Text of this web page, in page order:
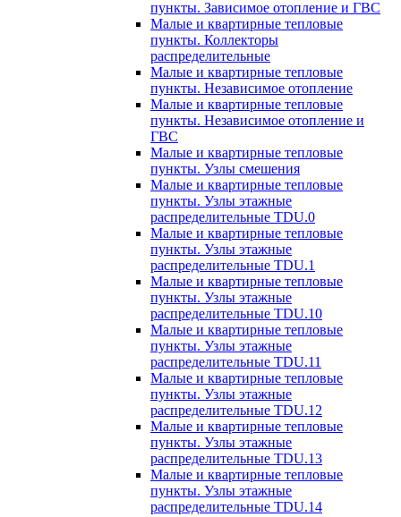
пункты. Зависимое отопление и ГВС
Малые и квартирные тепловые
пункты. Коллекторы
распределительные
Малые и квартирные тепловые
пункты. Независимое отопление
Малые и квартирные тепловые
пункты. Независимое отопление и
ГВС
Малые и квартирные тепловые
пункты. Узлы смешения
Малые и квартирные тепловые
пункты. Узлы этажные
распределительные TDU.0
Малые и квартирные тепловые
пункты. Узлы этажные
распределительные TDU.1
Малые и квартирные тепловые
пункты. Узлы этажные
распределительные TDU.10
Малые и квартирные тепловые
пункты. Узлы этажные
распределительные TDU.11
Малые и квартирные тепловые
пункты. Узлы этажные
распределительные TDU.12
Малые и квартирные тепловые
пункты. Узлы этажные
распределительные TDU.13
Малые и квартирные тепловые
пункты. Узлы этажные
распределительные TDU.14